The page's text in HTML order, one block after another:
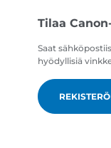
Tilaa
Saat
hyödyllisiä